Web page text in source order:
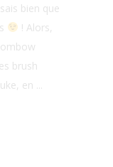
bien que
! Alors,
brush
en